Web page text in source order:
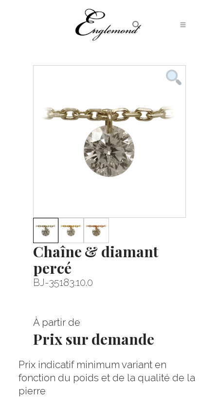
Chaîne & diamant
percé
BJ-35183.10.0
À partir de
Prix sur demande
Prix indicatif minimum variant en
fonction du poids et de la qualité de la
pierre